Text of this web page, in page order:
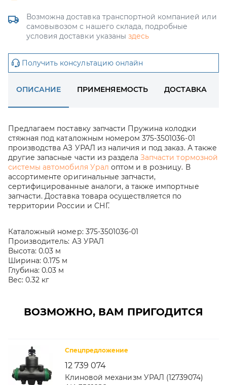
Возможна доставка транспортной компанией или
самовывозом с нашего склада, подробные
условия доставки указаны здесь
Получить консультацию онлайн
ОПИСАНИЕ ПРИМЕНЯЕМОСТЬ ДОСТАВКА
Предлагаем поставку запчасти Пружина колодки
стяжная под каталожным номером 375-3501036-01
производства АЗ УРАЛ из наличия и под заказ. А также
другие запасные части из разделаЗапчасти тормозной
системы автомобиля Урал оптом и в розницу. В
ассортименте оригинальные запчасти,
сертифицированные аналоги, а также импортные
запчасти. Доставка товара осуществляется по
территории России и СНГ.
Каталожный номер: 375-3501036-01
Производитель: АЗ УРАЛ
Высота: 0.03 м
Ширина: 0.175 м
Глубина: 0.03 м
Вес: 0.32 кг
ВОЗМОЖНО, ВАМ ПРИГОДИТСЯ
Спецпредложение
12 739 074
Клиновой механизм УРАЛ (12739074)